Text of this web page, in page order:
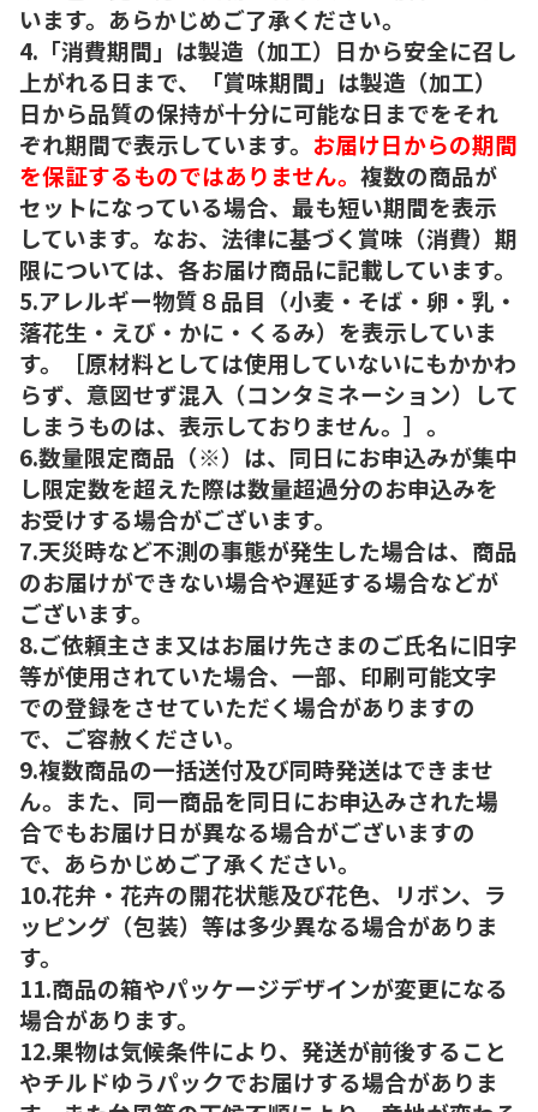
います。あらかじめご了承ください。
4.「消費期間」は製造（加工）日から安全に召し
上がれる日まで、「賞味期間」は製造（加工）
日から品質の保持が十分に可能な日までをそれ
ぞれ期間で表示しています。 お届け日からの期間
を保証するものではありません。 複数の商品が
セットになっている場合、最も短い期間を表示
しています。なお、法律に基づく賞味（消費）期
限については、各お届け商品に記載しています。
5.アレルギー物質８品目（小麦・そば・卵・乳・
落花生・えび・かに・くるみ）を表示していま
す。［原材料としては使用していないにもかかわ
らず、意図せず混入（コンタミネーション）して
しまうものは、表示しておりません。］。
6.数量限定商品（※）は、同日にお申込みが集中
し限定数を超えた際は数量超過分のお申込みを
お受けする場合がございます。
7.天災時など不測の事態が発生した場合は、商品
のお届けができない場合や遅延する場合などが
ございます。
8.ご依頼主さま又はお届け先さまのご氏名に旧字
等が使用されていた場合、一部、印刷可能文字
での登録をさせていただく場合がありますの
で、ご容赦ください。
9.複数商品の一括送付及び同時発送はできませ
ん。また、同一商品を同日にお申込みされた場
合でもお届け日が異なる場合がございますの
で、あらかじめご了承ください。
10.花弁・花卉の開花状態及び花色、リボン、ラ
ッピング（包装）等は多少異なる場合がありま
す。
11.商品の箱やパッケージデザインが変更になる
場合があります。
12.果物は気候条件により、発送が前後すること
やチルドゆうパックでお届けする場合がありま